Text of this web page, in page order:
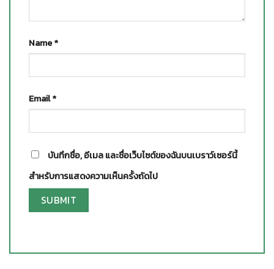
Name*
Email*
บันทึกชื่อ, อีเมล และชื่อเว็บไซต์ของฉันบนเบราว์เซอร์นี้
สำหรับการแสดงความเห็นครั้งถัดไป